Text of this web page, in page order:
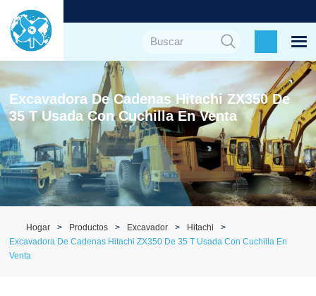
Excavadora De Cadenas Hitachi ZX350 De
35 T Usada Con Cuchilla En Venta
Hogar Productos Excavador
Hitachi
Excavadora De Cadenas Hitachi ZX350 De 35 T Usada Con Cuchilla En
Venta